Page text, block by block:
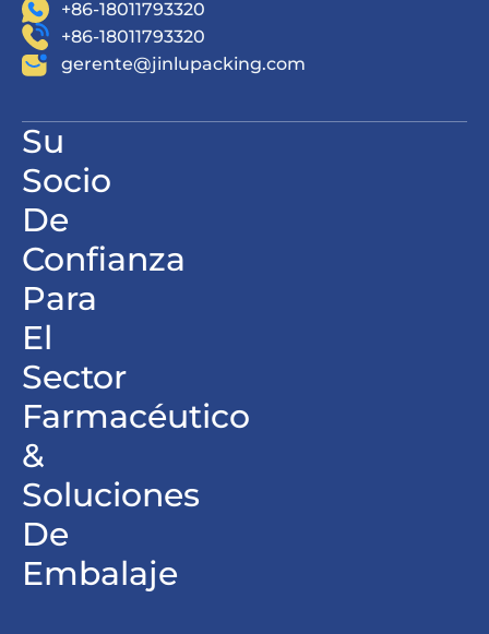
+86-18011793320
+86-18011793320
gerente@jinlupacking.com
Su
Socio
De
Confianza
Para
El
Sector
Farmacéutico
&
Soluciones
De
Embalaje